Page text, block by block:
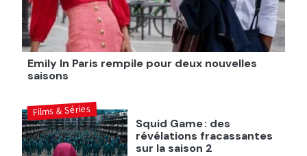
Emily In Paris rempile pour deux nouvelles
saisons
Squid Game : des
révélations fracassantes
sur la saison 2
Films & Séries